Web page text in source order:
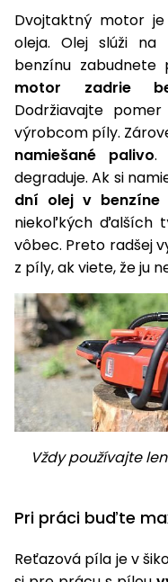
Dvojtaktný motor
oleja. Olej slúži
benzínu zabudnete
motor zadrie
Dodržiavajte
výrobcom píly.
namiešané palivo.
degraduje. Ak si
dní olej v
niekoľkých ďalších
vôbec. Preto radšej
z píly, ak viete, že ju
Vždy používajte
Pri práci buďte
Reťazová píla je v